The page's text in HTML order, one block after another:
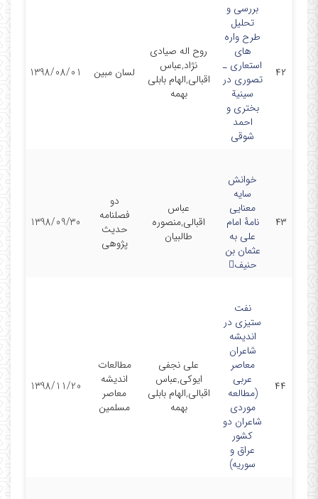
۴۲
بررسی و
تحلیل
طرح واره
های
استعاری ـ
تصوری در
سینیة
بختری و
احمد
شوقی
روح اله صیادی
نژاد,عباس
اقبالی,الهام بابلی
بهمه
لسان مبین 1398/08/01
۴۳
ﺧﻮاﻧﺶ
ﺳﺎﯾﻪ
ﻣﻌﻨﺎﯾﯽ
ﻧﺎﻣﮥ اﻣﺎم
ﻋﻠﯽ ﺑﻪ
ﻋﺜﻤﺎن ﺑﻦ
ﺣﻨﯿﻒ
عباس
اقبالی,منصوره
طالبیان
دو
فصلنامه
حدیث
پژوهی
1398/09/30
۴۴
نفت
ستیزی در
اندیشه
شاعران
معاصر
عربی
(مطالعه
موردی
شاعران دو
کشور
عراق و
سوریه)
علی نجفی
ایوکی,عباس
اقبالی,الهام بابلی
بهمه
مطالعات
اندیشه
معاصر
مسلمین
1398/11/20